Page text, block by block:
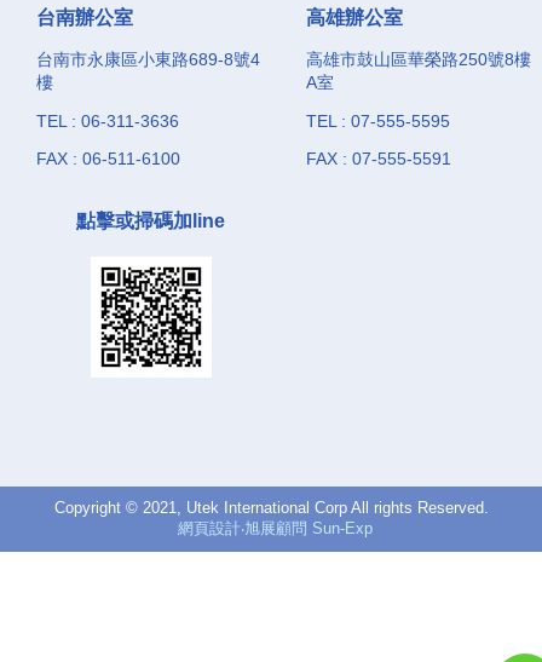
台南辦公室
台南市永康區小東路689-8號4
樓
TEL : 06-311-3636
FAX : 06-511-6100
高雄辦公室
高雄市鼓山區華榮路250號8樓
A室
TEL : 07-555-5595
FAX : 07-555-5591
點擊或掃碼加line
Copyright © 2021, Utek International Corp All rights Reserved.
網頁設計‧旭展顧問 Sun-Exp